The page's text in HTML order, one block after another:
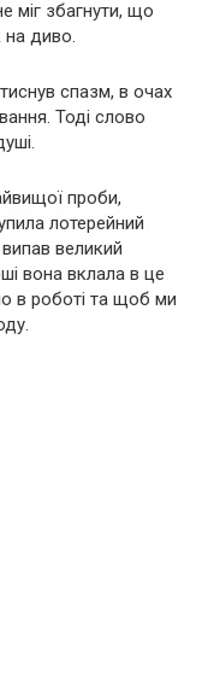
міг збагнути, що
на диво.
спазм, в очах
Тоді слово
проби,
лотерейний
великий
вона вклала в це
в роботі та щоб ми